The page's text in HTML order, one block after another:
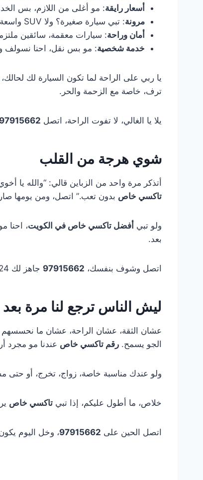
أسعار رايقة: مو أغلى من اللازم، بس
مرونة: تبي سيارة صغيرة؟ ولا SUV واسعة للعائلة؟ كل شي متوفر.
أمان وراحة: سيارات معقمة، سائقين
خدمة شخصية: مو بس نقل، احنا نسولف
يا ربي على الراحة لما تكون السيارة لك
ترف، خاصة مع الزحمة والحر.
يلا يا الغالي، لا تفوت الراحة، اتصل 97915662
شوي هرجة من القلب
أتذكر مرة واحد من الزباين قالي: “والله يا
تاكسي خاص بدون تعب.” اتصل، ومن يومها
ولو تبي أفضل تاكسي خاص في الكويت، احنا
بعد.
اتصل وشوف بنفسك، 97915662 جاهز لك 24 ساعة!
ليش الناس ترجع لنا مرة
عشان الثقة، عشان الراحة، عشان ما
الجو يسمح. رقم تاكسي خاص عندنا مو مجرد
ولو عندك مناسبة خاصة، زواج، تخرج، أو حتى
خلاص، ما أطول عليكم، إذا تبي تاكسي خاص
اتصل الحين على 97915662، وخل اليوم